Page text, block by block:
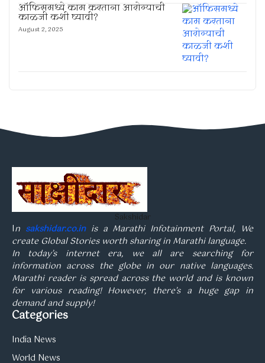
ऑफिसमध्ये काम करताना आरोग्याची
काळजी कशी घ्यावी?
August 2, 2025
Sakshidar
In sakshidar.co.inis a Marathi Infotainment Portal, We
create Global Stories worth sharing in Marathi language.
In today’s internet era, we all are searching for
information across the globe in our native languages.
Marathi reader is spread across the world and is known
for various reading! However, there’s a huge gap in
demand and supply!
Categories
India News
World News